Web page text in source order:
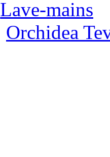
Lave-mains
Orchidea